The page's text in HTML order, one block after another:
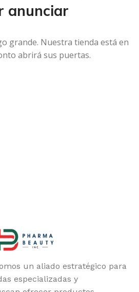
anunciar
grande. Nuestra tienda está en
abrirá sus puertas.
un aliado estratégico para
especializadas y